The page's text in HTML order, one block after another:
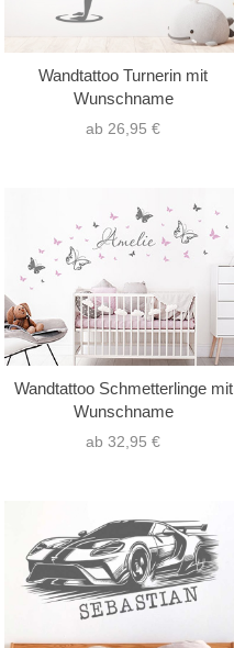
Wandtattoo Turnerin mit
Wunschname
ab 26,95 €
Wandtattoo Schmetterlinge mit
Wunschname
ab 32,95 €